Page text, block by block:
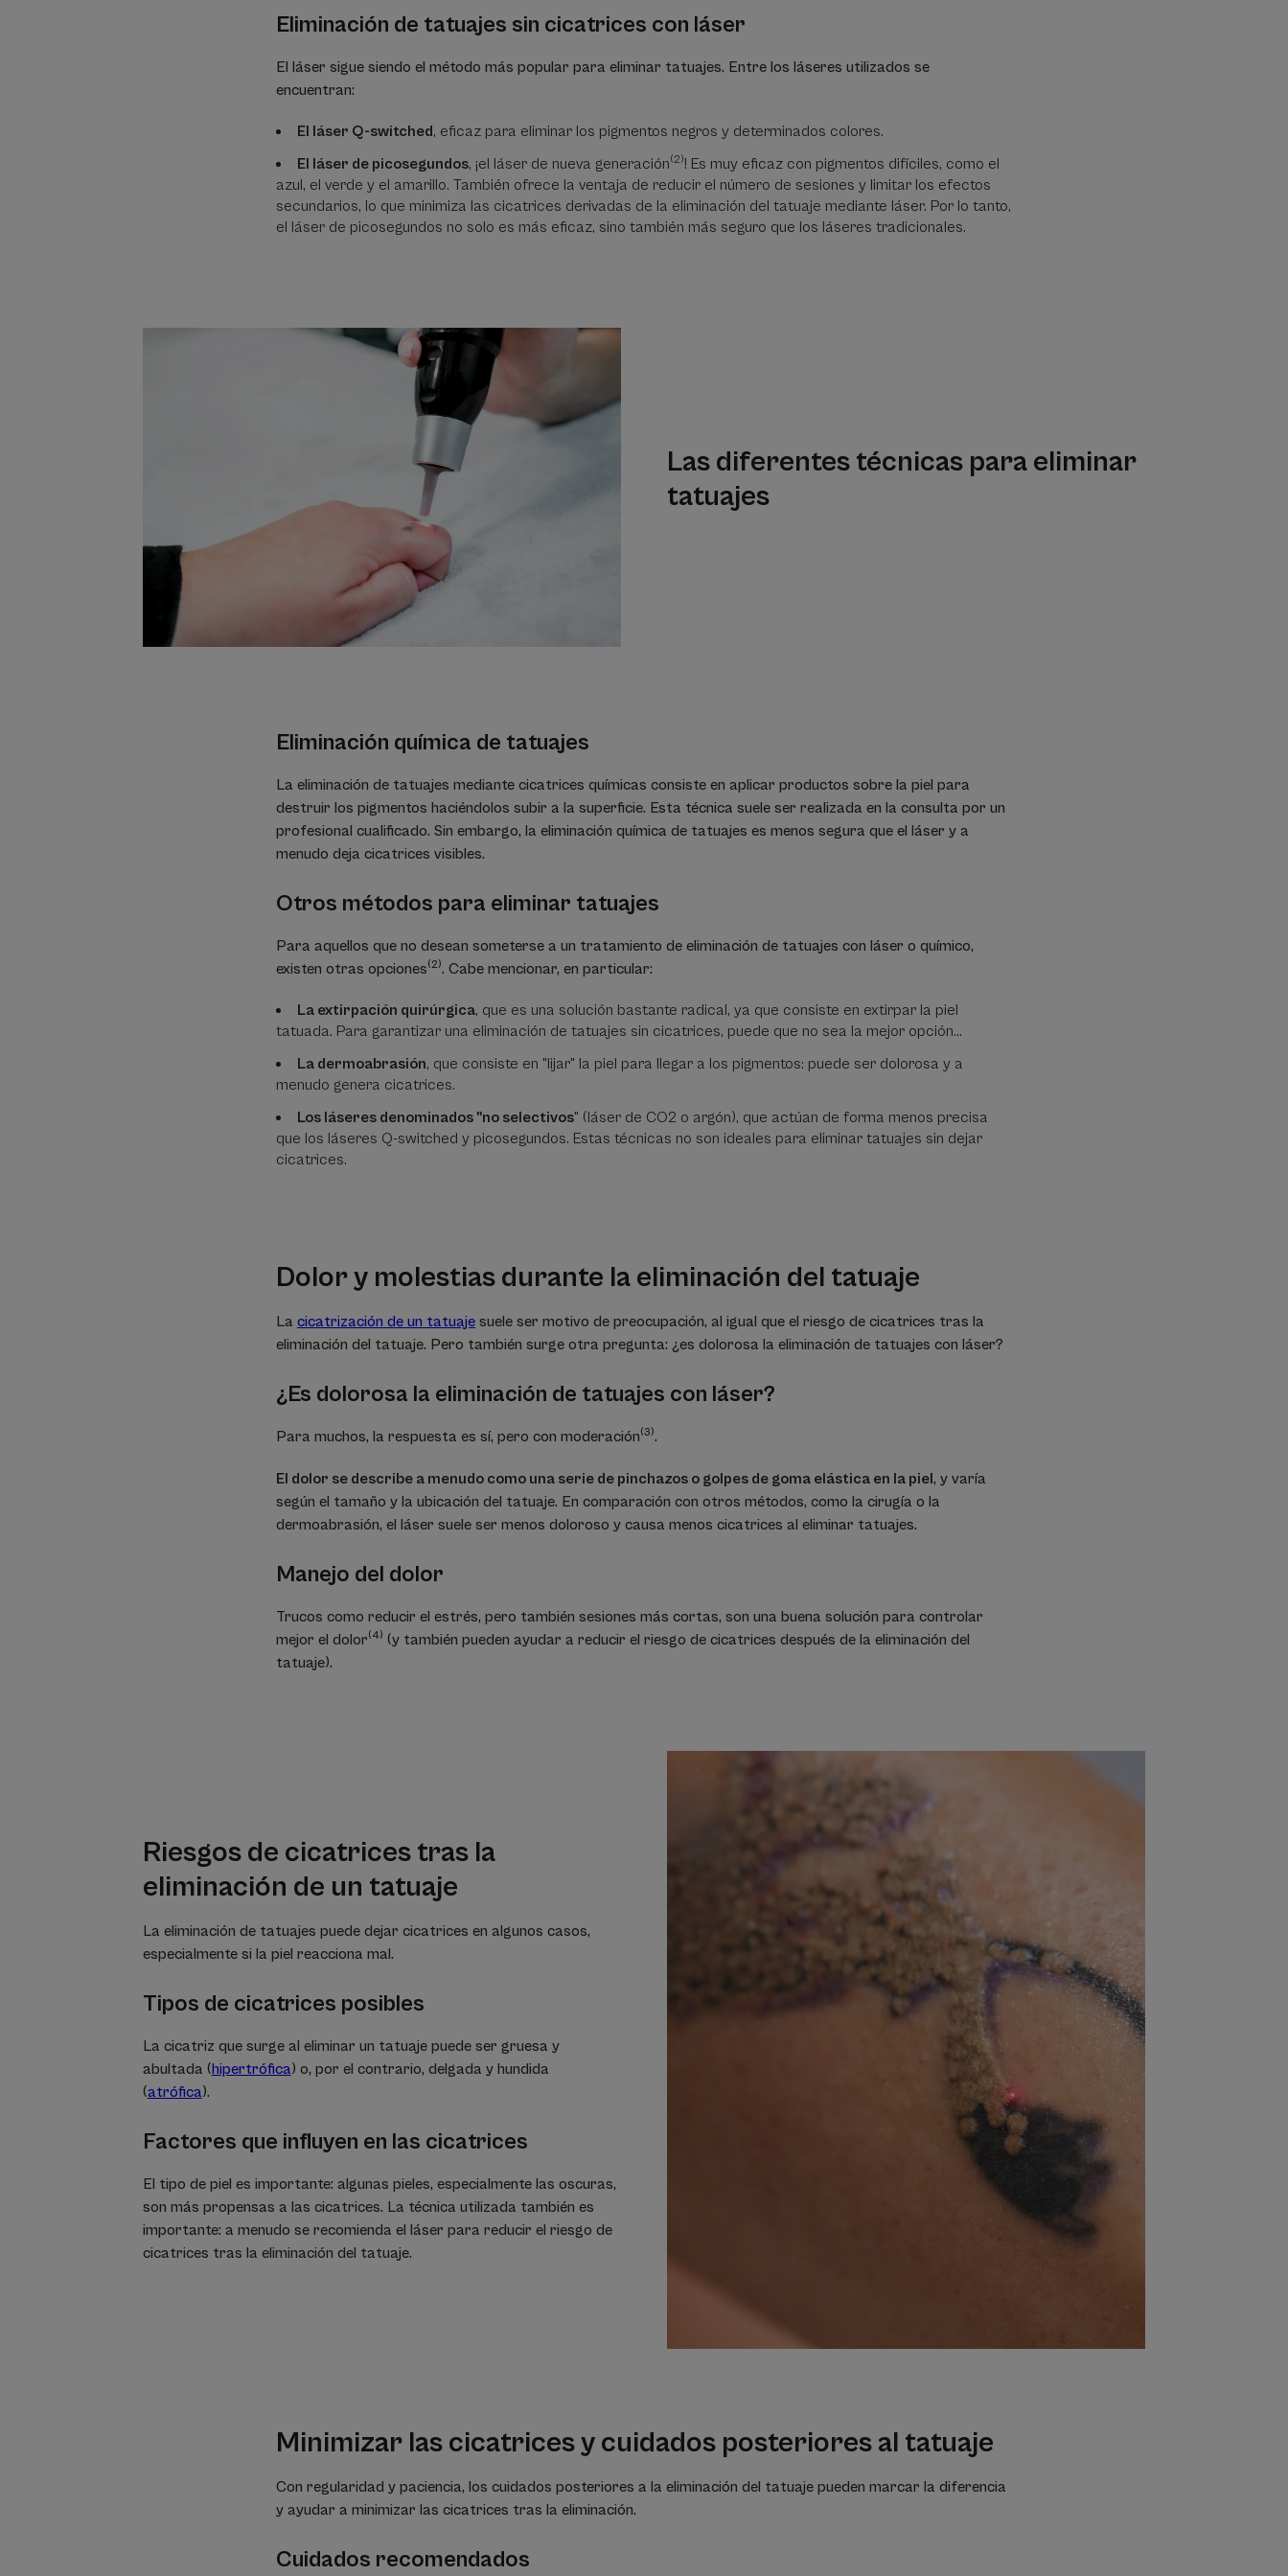
Eliminación de tatuajes sin cicatrices con láser
El láser sigue siendo el método más popular para eliminar tatuajes. Entre los láseres utilizados se
encuentran:
El láser Q-switched, eficaz para eliminar los pigmentos negros y determinados colores.
El láser de picosegundos, ¡el láser de nueva generación(2)! Es muy eficaz con pigmentos difíciles, como el
azul, el verde y el amarillo. También ofrece la ventaja de reducir el número de sesiones y limitar los efectos
secundarios, lo que minimiza las cicatrices derivadas de la eliminación del tatuaje mediante láser. Por lo tanto,
el láser de picosegundos no solo es más eficaz, sino también más seguro que los láseres tradicionales.
Las diferentes técnicas para eliminar
tatuajes
Eliminación química de tatuajes
La eliminación de tatuajes mediante cicatrices químicas consiste en aplicar productos sobre la piel para
destruir los pigmentos haciéndolos subir a la superficie. Esta técnica suele ser realizada en la consulta por un
profesional cualificado. Sin embargo, la eliminación química de tatuajes es menos segura que el láser y a
menudo deja cicatrices visibles.
Otros métodos para eliminar tatuajes
Para aquellos que no desean someterse a un tratamiento de eliminación de tatuajes con láser o químico,
existen otras opciones(2). Cabe mencionar, en particular:
La extirpación quirúrgica, que es una solución bastante radical, ya que consiste en extirpar la piel
tatuada. Para garantizar una eliminación de tatuajes sin cicatrices, puede que no sea la mejor opción...
La dermoabrasión, que consiste en "lijar" la piel para llegar a los pigmentos: puede ser dolorosa y a
menudo genera cicatrices.
Los láseres denominados "no selectivos" (láser de CO2 o argón), que actúan de forma menos precisa
que los láseres Q-switched y picosegundos. Estas técnicas no son ideales para eliminar tatuajes sin dejar
cicatrices.
Dolor y molestias durante la eliminación del tatuaje
La cicatrización de un tatuaje suele ser motivo de preocupación, al igual que el riesgo de cicatrices tras la
eliminación del tatuaje. Pero también surge otra pregunta: ¿es dolorosa la eliminación de tatuajes con láser?
¿Es dolorosa la eliminación de tatuajes con láser?
Para muchos, la respuesta es sí, pero con moderación(3).
El dolor se describe a menudo como una serie de pinchazos o golpes de goma elástica en la piel, y varía
según el tamaño y la ubicación del tatuaje. En comparación con otros métodos, como la cirugía o la
dermoabrasión, el láser suele ser menos doloroso y causa menos cicatrices al eliminar tatuajes.
Manejo del dolor
Trucos como reducir el estrés, pero también sesiones más cortas, son una buena solución para controlar
mejor el dolor(4) (y también pueden ayudar a reducir el riesgo de cicatrices después de la eliminación del
tatuaje).
Riesgos de cicatrices tras la
eliminación de un tatuaje
La eliminación de tatuajes puede dejar cicatrices en algunos casos,
especialmente si la piel reacciona mal.
Tipos de cicatrices posibles
La cicatriz que surge al eliminar un tatuaje puede ser gruesa y
abultada (hipertrófica) o, por el contrario, delgada y hundida
(atrófica).
Factores que influyen en las cicatrices
El tipo de piel es importante: algunas pieles, especialmente las oscuras,
son más propensas a las cicatrices. La técnica utilizada también es
importante: a menudo se recomienda el láser para reducir el riesgo de
cicatrices tras la eliminación del tatuaje.
Minimizar las cicatrices y cuidados posteriores al tatuaje
Con regularidad y paciencia, los cuidados posteriores a la eliminación del tatuaje pueden marcar la diferencia
y ayudar a minimizar las cicatrices tras la eliminación.
Cuidados recomendados